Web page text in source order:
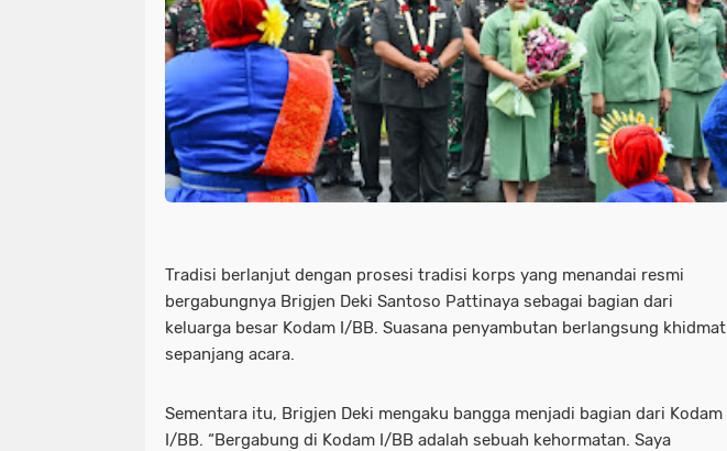
Tradisi berlanjut dengan prosesi tradisi korps yang menandai resmi
bergabungnya Brigjen Deki Santoso Pattinaya sebagai bagian dari
keluarga besar Kodam I/BB. Suasana penyambutan berlangsung khidmat
sepanjang acara.
Sementara itu, Brigjen Deki mengaku bangga menjadi bagian dari Kodam
I/BB. “Bergabung di Kodam I/BB adalah sebuah kehormatan. Saya